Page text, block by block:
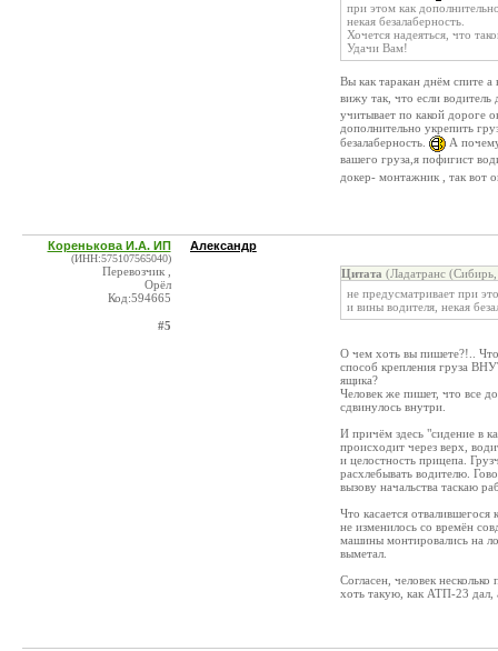
при этом как
некая безалаберность.
Хочется надеяться, что
Удачи Вам!
Вы как таракан днём спите
вижу так, что если
учитывает по какой дороге
дополнительно укрепить
безалаберность.
А
вашего груза,я пофигист
докер- монтажник , так вот
Коренькова И.А. ИП
(ИНН:575107565040)
Перевозчик ,
Орёл
Код:594665
#5
Александр
Цитата (Ладатранс
не предусматривает при
и вины водителя, некая
О чем хоть вы пишете?!..
способ крепления груза
ящика?
Человек же пишет, что все
сдвинулось внутри.
И причём здесь "сидение в
происходит через верх,
и целостность прицепа.
расхлебывать водителю.
вызову начальства таскаю
Что касается
не изменилось со времён
машины монтировались на
выметал.
Согласен, человек
хоть такую, как АТП-23 дал,